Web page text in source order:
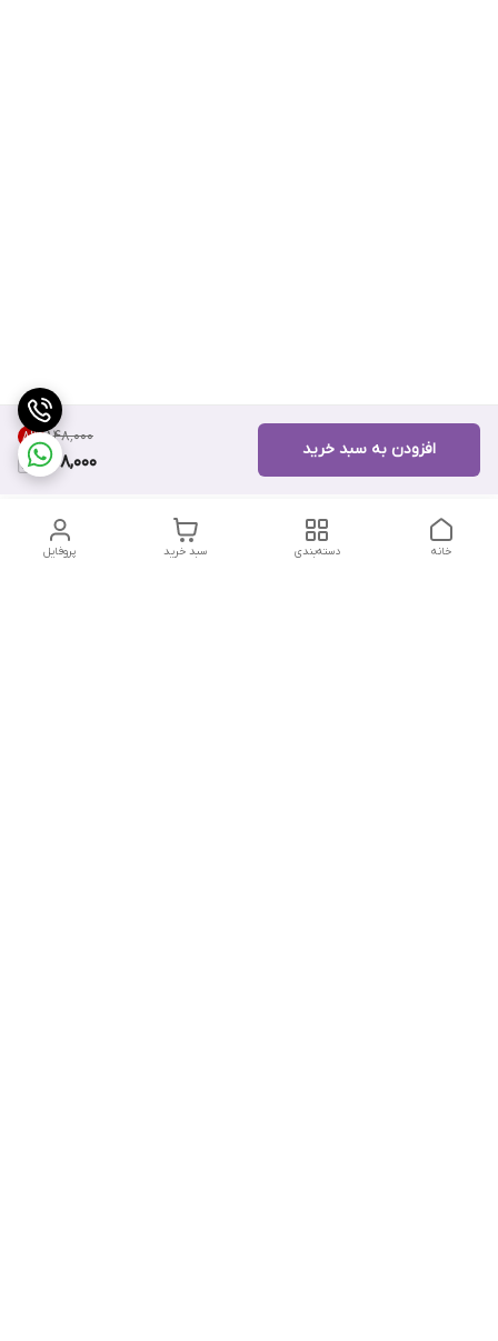
۸۴۸٬۰۰۰ 8%
778,000
افزودن به سبد خرید
پروفایل سبد خرید دسته‌بندی خانه